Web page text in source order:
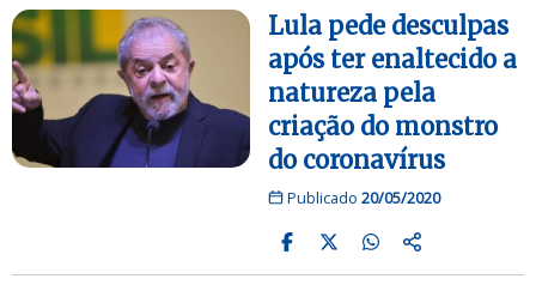
Lula pede desculpas
após ter enaltecido a
natureza pela
criação do monstro
do coronavírus
Publicado 20/05/2020